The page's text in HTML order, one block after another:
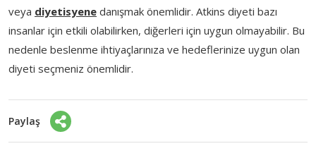
veya diyetisyene danışmak önemlidir. Atkins diyeti bazı
insanlar için etkili olabilirken, diğerleri için uygun olmayabilir. Bu
nedenle beslenme ihtiyaçlarınıza ve hedeflerinize uygun olan
diyeti seçmeniz önemlidir.
Paylaş